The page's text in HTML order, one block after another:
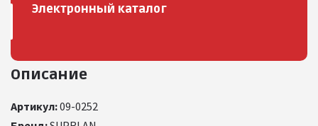
Описание
Артикул:09-0252
Электронный каталог